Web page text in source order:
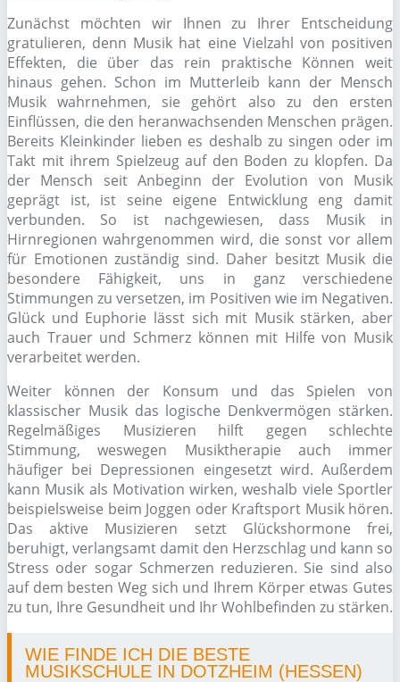
Zunächst möchten wir Ihnen zu Ihrer Entscheidung
gratulieren, denn Musik hat eine Vielzahl von positiven
Effekten, die über das rein praktische Können weit
hinaus gehen. Schon im Mutterleib kann der Mensch
Musik wahrnehmen, sie gehört also zu den ersten
Einflüssen, die den heranwachsenden Menschen prägen.
Bereits Kleinkinder lieben es deshalb zu singen oder im
Takt mit ihrem Spielzeug auf den Boden zu klopfen. Da
der Mensch seit Anbeginn der Evolution von Musik
geprägt ist, ist seine eigene Entwicklung eng damit
verbunden. So ist nachgewiesen, dass Musik in
Hirnregionen wahrgenommen wird, die sonst vor allem
für Emotionen zuständig sind. Daher besitzt Musik die
besondere Fähigkeit, uns in ganz verschiedene
Stimmungen zu versetzen, im Positiven wie im Negativen.
Glück und Euphorie lässt sich mit Musik stärken, aber
auch Trauer und Schmerz können mit Hilfe von Musik
verarbeitet werden.
Weiter können der Konsum und das Spielen von
klassischer Musik das logische Denkvermögen stärken.
Regelmäßiges Musizieren hilft gegen schlechte
Stimmung, weswegen Musiktherapie auch immer
häufiger bei Depressionen eingesetzt wird. Außerdem
kann Musik als Motivation wirken, weshalb viele Sportler
beispielsweise beim Joggen oder Kraftsport Musik hören.
Das aktive Musizieren setzt Glückshormone frei,
beruhigt, verlangsamt damit den Herzschlag und kann so
Stress oder sogar Schmerzen reduzieren. Sie sind also
auf dem besten Weg sich und Ihrem Körper etwas Gutes
zu tun, Ihre Gesundheit und Ihr Wohlbefinden zu stärken.
WIE FINDE ICH DIE BESTE
MUSIKSCHULE IN DOTZHEIM (HESSEN)